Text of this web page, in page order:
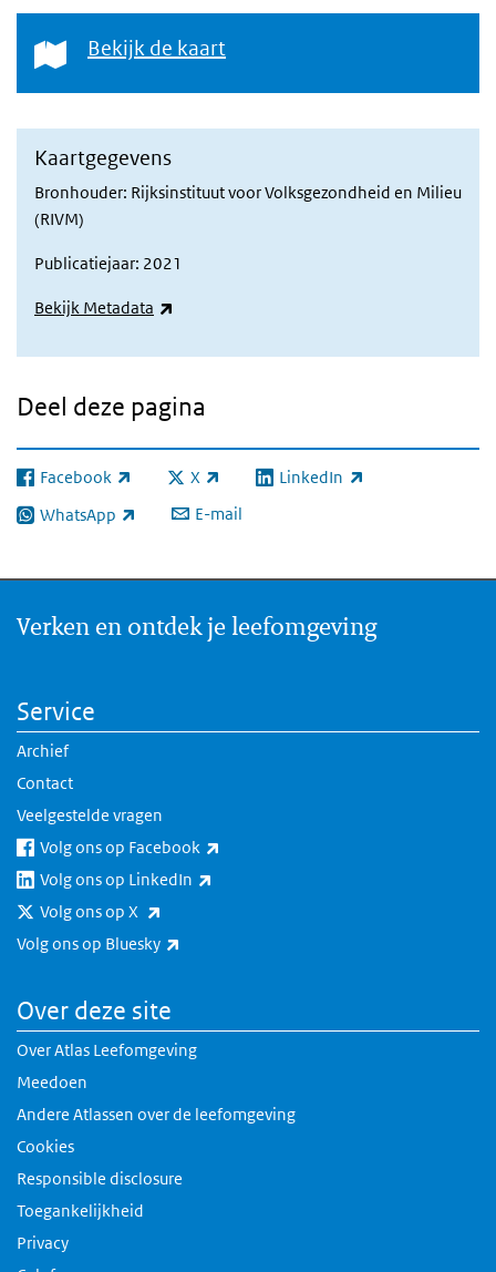
Bekijk de kaart
Bekijk de kaart
Kaartgegevens
Bronhouder: Rijksinstituut voor Volksgezondheid en Milieu
(RIVM)
Publicatiejaar: 2021
Bekijk Metadata
Deel deze pagina
Facebook
(externe link) X
(externe link) LinkedIn
(externe link)
WhatsApp
(externe link) E-mail
Verken en ontdek je leefomgeving
Service
Archief
Contact
Veelgestelde vragen
Volg ons op Facebook
Volg ons op LinkedIn
Volg ons op X
Volg ons op Bluesky
Over deze site
Over Atlas Leefomgeving
Meedoen
Andere Atlassen over de leefomgeving
Cookies
Responsible disclosure
Toegankelijkheid
Privacy